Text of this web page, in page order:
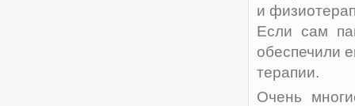
и
Если сам
обеспечили
терапии.
Очень